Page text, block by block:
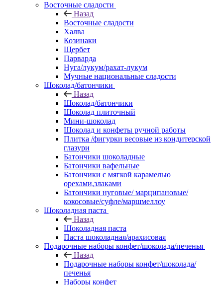
Восточные сладости
Назад
Восточные сладости
Халва
Козинаки
Щербет
Парварда
Нуга/лукум/рахат-лукум
Мучные национальные сладости
Шоколад/батончики
Назад
Шоколад/батончики
Шоколад плиточный
Мини-шоколад
Шоколад и конфеты ручной работы
Плитка /фигурки весовые из кондитерской
глазури
Батончики шоколадные
Батончики вафельные
Батончики с мягкой карамелью
орехами,злаками
Батончики нуговые/ марципановые/
кокосовые/суфле/маршмеллоу
Шоколадная паста
Назад
Шоколадная паста
Паста шоколадная/арахисовая
Подарочные наборы конфет/шоколада/печенья
Назад
Подарочные наборы конфет/шоколада/
печенья
Наборы конфет